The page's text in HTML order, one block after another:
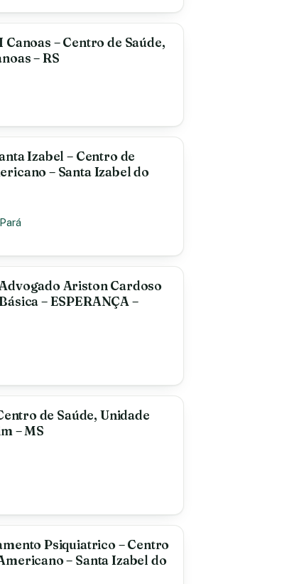
– Centro de Saúde,
– RS
Izabel – Centro de
– Santa Izabel do
Ariston Cardoso
– ESPERANÇA –
de Saúde, Unidade
– MS
Psiquiatrico – Centro
– Santa Izabel do